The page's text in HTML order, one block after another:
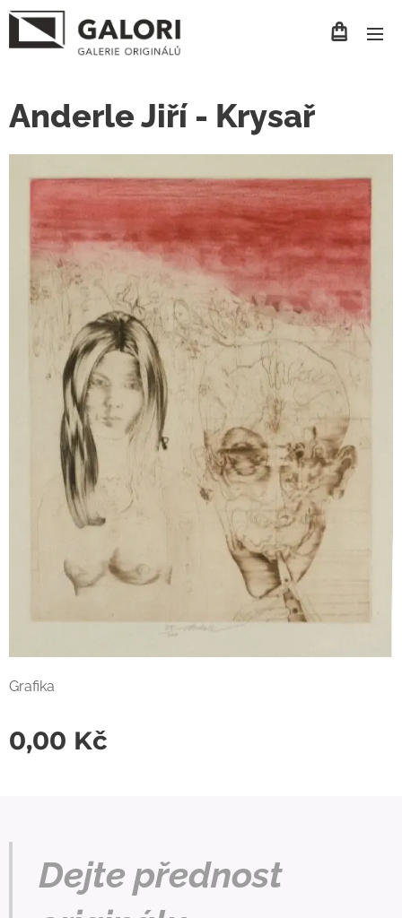
Anderle Jiří - Krysař
Grafika
0,00 Kč
Dejte přednost